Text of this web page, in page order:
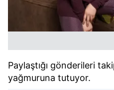
Paylaştığı gönderileri
yağmuruna tutuyor.